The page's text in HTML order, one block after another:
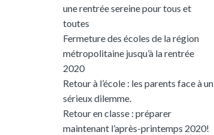
une rentrée sereine pour tous et
toutes
Fermeture des écoles de la région
métropolitaine jusqu’à la rentrée
2020
Retour à l’école : les parents face à un
sérieux dilemme.
Retour en classe : préparer
maintenant l’après-printemps 2020!